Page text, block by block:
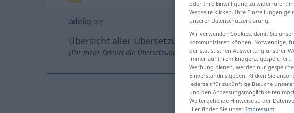
adelig adj
Übersicht aller Übersetzungen
(Für mehr Details die Übersetzung anklicken/antippen)
oder Ihre Einwilligung zu widerrufen,
Webseite klicken. Ihre Einstellungen
unserer Datenschutzerklärung.
Wir verwenden Cookies, damit Sie
kommunizieren können. Notwendige,
der statistischen Auswertung unserer
immer auf Ihrem Endgerät
Werbung dienen, werden nur
Einverständnis geben. Klicken Sie
jederzeit für zukünftige Besuche
und den Anpassungsmöglichkeiten
Weitergehende Hinweise zu der
Hier finden Sie unser Impressum.